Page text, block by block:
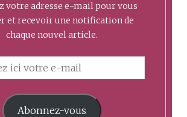
votre adresse e-mail pour vous
et recevoir une notification de
chaque nouvel article.
Abonnez-vous